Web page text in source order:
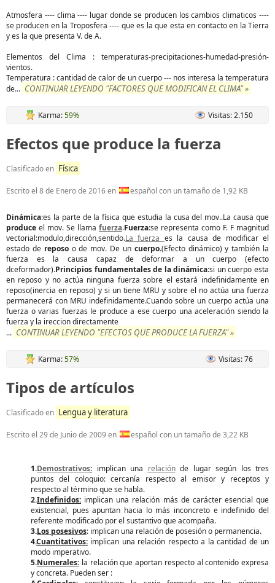
Atmosfera ---- clima ---- lugar donde se producen los cambios climaticos ----
se producen en la Troposfera ---- que es la que esta en contacto en la Tierra
y es la que presenta V. de A.
Elementos del Clima : temperaturas-precipitaciones-humedad-presión-
vientos.
Temperatura : cantidad de calor de un cuerpo --- nos interesa la temperatura
de... CONTINUAR LEYENDO "FACTORES QUE MODIFICAN EL CLIMA" »
Karma:59% Visitas: 2.150
Efectos que produce la fuerza
Clasificado en Física
Escrito el 8 de Enero de 2016en español con un tamaño de 1,92 KB
Dinámica:es la parte de la física que estudia la cusa del mov..La causa que
produce el mov. Se llama fuerza.Fuerza:se representa como F. F magnitud
vectorial:modulo,dirección,sentido.La fuerza es la causa de modificar el
estado de reposoo de mov. De un cuerpo.(Efecto dinámico) y también la
fuerza es la causa capaz de deformar a un cuerpo (efecto
dceformador).Principios fundamentales de la dinámica:si un cuerpo esta
en reposo y no actúa ninguna fuerza sobre el estará indefinidamente en
reposo(inercia en reposo) y si un tiene MRU y sobre el no actúa una fuerza
permanecerá con MRU indefinidamente.Cuando sobre un cuerpo actúa una
fuerza o varias fuerzas le produce a ese cuerpo una aceleración siendo la
fuerza y la ireccion directamente
... CONTINUAR LEYENDO "EFECTOS QUE PRODUCE LA FUERZA" »
Karma:57% Visitas: 76
Tipos de artículos
Clasificado en Lengua y literatura
Escrito el 29 de Junio de 2009en español con un tamaño de 3,22 KB
1.Demostrativos: implican una relaciónde lugar según los tres
puntos del coloquio: cercanía respecto al emisor y receptos y
respecto al término que se habla.
2.Indefinidos: implican una relación más de carácter esencial que
existencial, pues apuntan hacia lo más inconcreto e indefinido del
referente modificado por el sustantivo que acompaña.
3.Los posesivos: implican una relación de posesión o permanencia.
4.Cuantitativos: implican una relación respecto a la cantidad de un
modo imperativo.
5.Numerales: la relación que aportan respecto al contenido expresa
y concreta. Pueden ser :